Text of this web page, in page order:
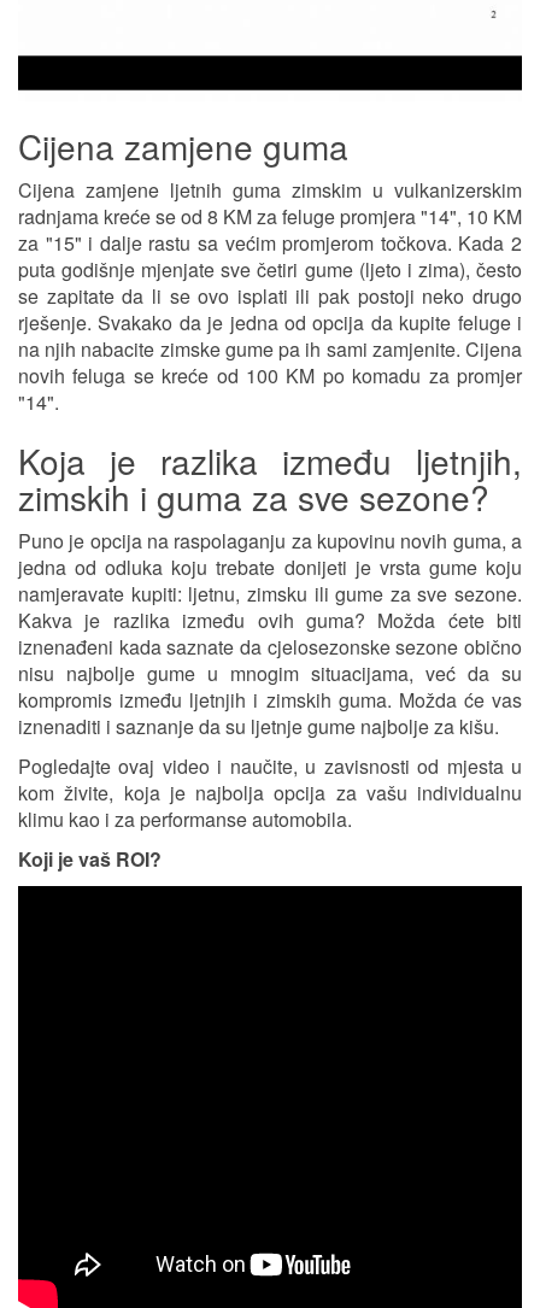
Cijena zamjene guma
Cijena zamjene ljetnih guma zimskim u vulkanizerskim
radnjama kreće se od 8 KM za feluge promjera "14", 10 KM
za "15" i dalje rastu sa većim promjerom točkova. Kada 2
puta godišnje mjenjate sve četiri gume (ljeto i zima), često
se zapitate da li se ovo isplati ili pak postoji neko drugo
rješenje. Svakako da je jedna od opcija da kupite feluge i
na njih nabacite zimske gume pa ih sami zamjenite. Cijena
novih feluga se kreće od 100 KM po komadu za promjer
"14".
Koja je razlika između ljetnjih,
zimskih i guma za sve sezone?
Puno je opcija na raspolaganju za kupovinu novih guma, a
jedna od odluka koju trebate donijeti je vrsta gume koju
namjeravate kupiti: ljetnu, zimsku ili gume za sve sezone.
Kakva je razlika između ovih guma? Možda ćete biti
iznenađeni kada saznate da cjelosezonske sezone obično
nisu najbolje gume u mnogim situacijama, već da su
kompromis između ljetnjih i zimskih guma. Možda će vas
iznenaditi i saznanje da su ljetnje gume najbolje za kišu.
Pogledajte ovaj video i naučite, u zavisnosti od mjesta u
kom živite, koja je najbolja opcija za vašu individualnu
klimu kao i za performanse automobila.
Koji je vaš ROI?